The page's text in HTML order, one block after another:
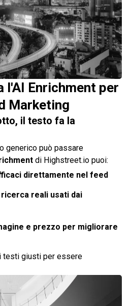
l'AI Enrichment per
Marketing
il testo fa la
generico può passare
di Highstreet.io puoi:
direttamente nel feed
reali usati dai
e prezzo per migliorare
testi giusti per essere